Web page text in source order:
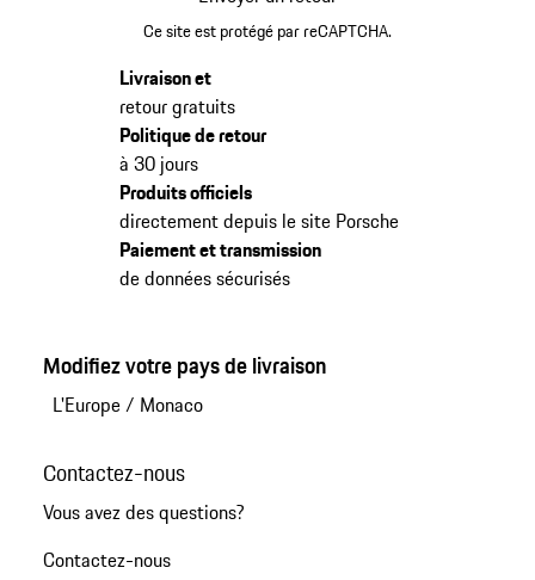
Ce site est protégé par reCAPTCHA.
Livraison et
retour gratuits
Politique de retour
à 30 jours
Produits officiels
directement depuis le site Porsche
Paiement et transmission
de données sécurisés
Modifiez votre pays de livraison
L'Europe/ Monaco
Contactez-nous
Vous avez des questions?
Contactez-nous